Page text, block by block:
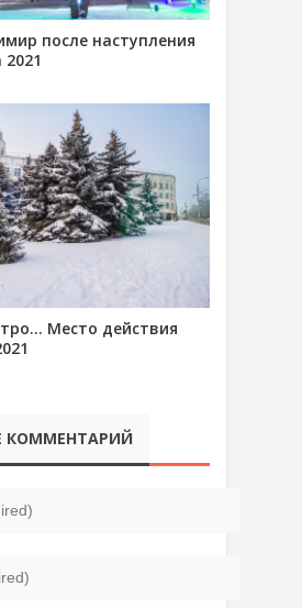
после наступления
Место действия
КОММЕНТАРИЙ